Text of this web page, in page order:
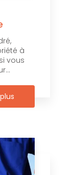
à
vous